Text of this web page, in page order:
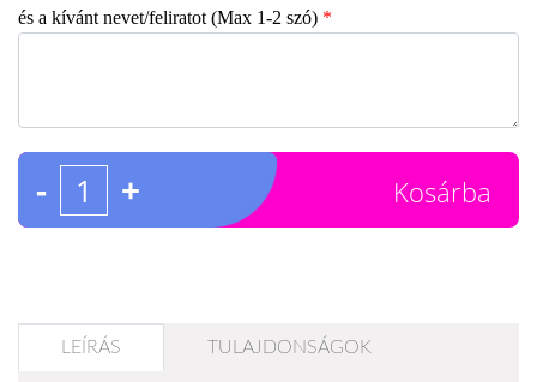
és a kívánt nevet/feliratot (Max 1-2 szó) *
- + Kosárba
LEÍRÁS TULAJDONSÁGOK